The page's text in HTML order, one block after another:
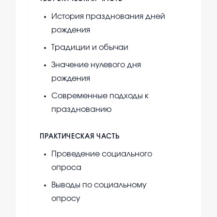
История празднования дней
рождения
Традиции и обычаи
Значение нулевого дня
рождения
Современные подходы к
празднованию
ПРАКТИЧЕСКАЯ ЧАСТЬ
Проведение социального
опроса
Выводы по социальному
опросу